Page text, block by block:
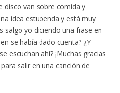
disco van sobre comida y
idea estupenda y está muy
salgo yo diciendo una frase en
se había dado cuenta? ¿Y
escuchan ahí? ¡Muchas gracias
salir en una canción de